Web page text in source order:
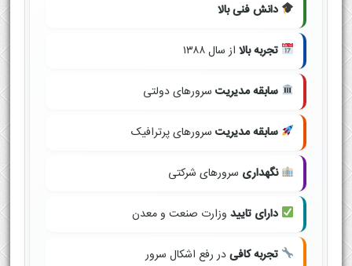
دانش فنی بالا
تجربه بالا از سال ۱۳۸۸
سابقه مدیریت سرورهای دولتی
سابقه مدیریت سرورهای پرترافیک
نگهداری سرورهای شرکتی
دارای تایید وزارت صنعت و معدن
تجربه کافیدر رفع اشکال سرور